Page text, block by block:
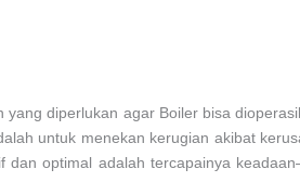
diperlukan agar Boiler bisa
untuk menekan kerugian akibat
optimal adalah tercapainya